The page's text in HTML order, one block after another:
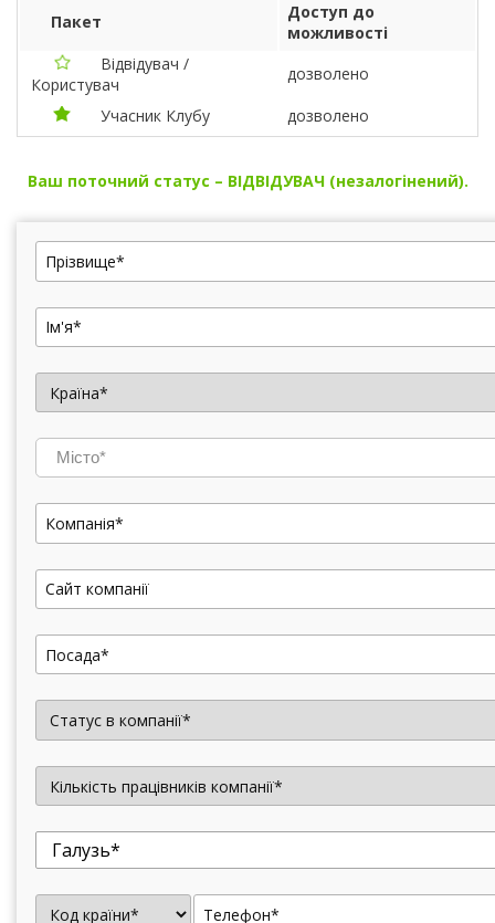
Пакет
Доступ до
можливості
Відвідувач /
Користувач
дозволено
Учасник Клубу
дозволено
Ваш поточний статус – ВІДВІДУВАЧ (незалогінений).
Місто*
Галузь*